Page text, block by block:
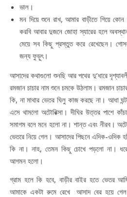
ভাল।
মন দিয়ে শুনে রাখ, আমার বাড়ীতে গিয়ে
করবি আবার দুজনে জোহা স্যারের হলে
মেয়ে সব কিছু প্রস্তুত করে রেখেছেন।
জন্য ফুড়ুৎ।
আসাদের কথাগুলো শুনছি আর পথের দু’ধারে
রমজান চাচার নাম শুনে চমকে উঠলাম। রমজান
কি, না মাথার ভেতর ঘিলু কাজ করছে না। আধা
এসে থামলো অটোরিক্সা। দীঘির উত্তর পাশে
সমাগম বলে মনে হলো না। শান্ত এবং নীরব।
ভেতরে নিয়ে গেল। আসাদের পিছনে এদিক-ওদিক
কি না। নাহ, তেমন কিছু চোখে পড়লো না। ধরে
আগমন হলো।
গ্রাম হলে কি হবে, বাড়ীর বাইর হতে ভেতর
আমাকে একটা রুমে রেখে আসাদ বের হয়ে